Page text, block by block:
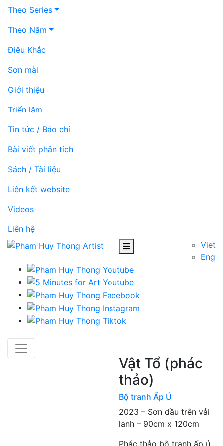
Theo Series
Theo Năm
Điêu Khắc
Sơn mài
Giới thiệu
Triển lãm
Tin tức / Báo chí
Bài viết phân tích
Sách / Tài liệu
Liên kết website
Videos
Liên hệ
Viet
Eng
Vật Tổ (phác
thảo)
Bộ tranh Ấp Ủ
2023 – Sơn dầu trên vải
lanh – 90cm x 120cm
Phác thảo bộ tranh ấp ủ